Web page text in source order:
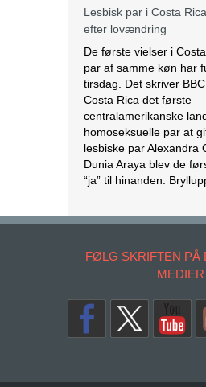
centralamerikanske
homoseksuelle par at
lesbiske par Alexandra
Dunia Araya blev de
“ja” til hinanden.
på nationalt […][Læs
Abbas erklærer alle
og USA for færdige
Mahmoud Abbas
palæstinensiske
nyhedsbureau Wafa. –
Befrielsesorganisation
for alle aftaler og
amerikanske og den
regering, siger Abbas
FØLG SKRIFTEN PÅ
MEDIER